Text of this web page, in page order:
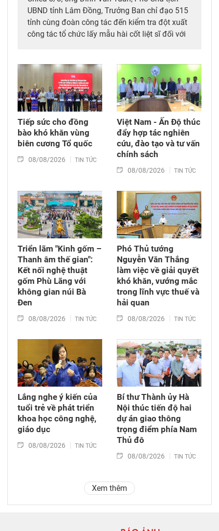
UBND tỉnh Lâm Đồng, Trưởng Ban chỉ đạo 515
tỉnh cùng đoàn công tác đến kiểm tra đột xuất
công tác tổ chức lấy mẫu hài cốt liệt sĩ đối với
thời tặng quà cho cán bộ, chiến sĩ tham gia
công tác lấy mẫu tại đây.
Tiếp sức cho đồng
bào khó khăn vùng
biên cương Tổ quốc
08/08/2026 TIN TỨC
Việt Nam - Ấn Độ thúc
đẩy hợp tác nghiên
cứu, đào tạo và tư vấn
chính sách
08/08/2026 TIN TỨC
Triển lãm "Kinh gốm –
Thanh âm thế gian":
Kết nối nghệ thuật
gốm Phù Lãng với
không gian núi Bà
Đen
08/08/2026 TIN TỨC
Phó Thủ tướng
Nguyễn Văn Thắng
làm việc về giải quyết
khó khăn, vướng mắc
trong lĩnh vực thuế và
hải quan
08/08/2026 TIN TỨC
Lắng nghe ý kiến của
tuổi trẻ về phát triển
khoa học công nghệ,
giáo dục
08/08/2026 TIN TỨC
Bí thư Thành ủy Hà
Nội thúc tiến độ hai
dự án giao thông
trọng điểm phía Nam
Thủ đô
08/08/2026 TIN TỨC
Xem thêm